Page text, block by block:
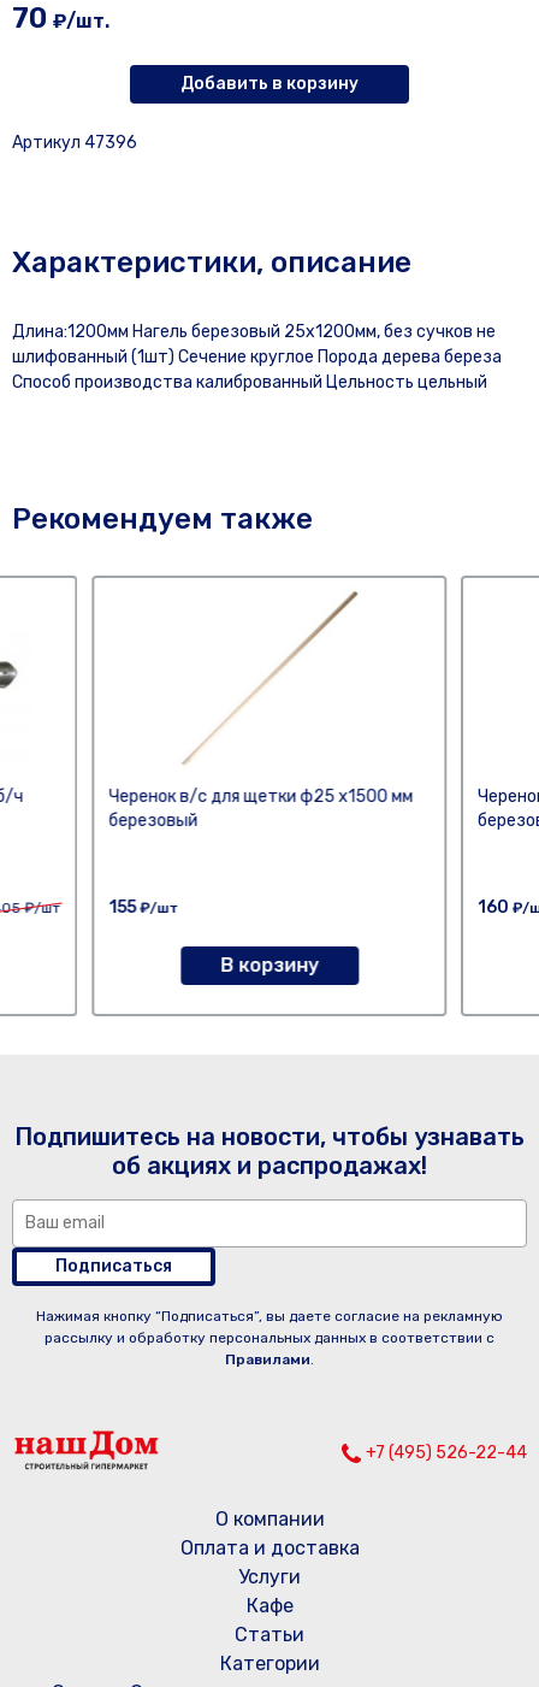
70 ₽/шт.
Добавить в корзину
Артикул 47396
Характеристики, описание
Длина:1200мм Нагель березовый 25х1200мм, без сучков не
шлифованный (1шт) Сечение круглое Порода дерева береза
Способ производства калиброванный Цельность цельный
Рекомендуем также
ч
₽/шт
Черенок в/с для щетки ф25 х1500 мм
березовый
155₽/шт
В корзину
160 ₽/
Подпишитесь на новости, чтобы узнавать
об акциях и распродажах!
Подписаться
Нажимая кнопку “Подписаться”, вы даете согласие на рекламную
рассылку и обработку персональных данных в соответствии с
Правилами.
+7 (495) 526-22-44
О компании
Оплата и доставка
Услуги
Кафе
Статьи
Категории